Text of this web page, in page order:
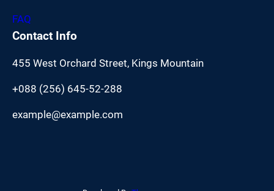
FAQ
Contact Info
455 West Orchard Street, Kings Mountain
+088 (256) 645-52-288
example@example.com